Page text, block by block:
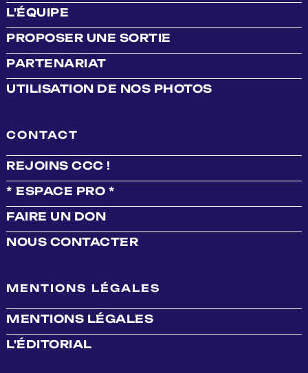
L'ÉQUIPE
PROPOSER UNE SORTIE
PARTENARIAT
UTILISATION DE NOS PHOTOS
CONTACT
REJOINS CCC !
* ESPACE PRO *
FAIRE UN DON
NOUS CONTACTER
MENTIONS LÉGALES
MENTIONS LÉGALES
L'ÉDITORIAL